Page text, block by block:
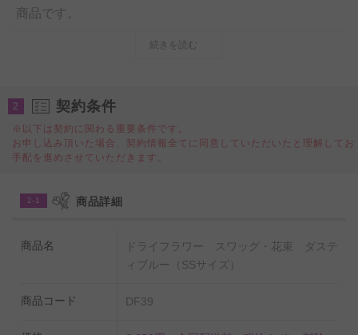
商品です。
寿・百寿・etc）など、大切な人へのプレゼント、贈り物
としてとしてはもちろんの事、自宅のお部屋やリビン
グ、店舗やオフィスなどの室内空間のインテリアや飾り
ナチュラルカラーをベースとしているので、飾る場所や
特徴です。
また、適切な管理さえ行えば花持ちは半年以上、思い出
ワーギフトとは大きな違いです。
続きを読む
2 契約条件
※以下は契約に関わる重要条件です。
お申し込み頂いた場合、契約情報全てに同意していただいたと理解してお
手配を進めさせていただきます。
2-1 商品詳細
商品名
ドライフラワー スワッグ・花束 ダステ
ィブルー（SSサイズ）
商品コード DF39